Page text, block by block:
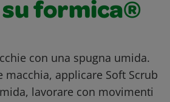
formica®
con una spugna umida.
macchia, applicare Soft Scrub
lavorare con movimenti